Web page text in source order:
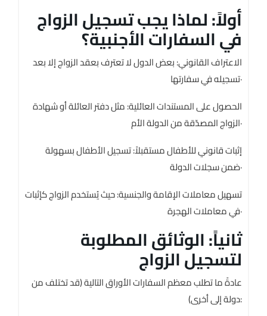
أولاً: لماذا يجب تسجيل الزواج
في السفارات الأجنبية؟
الاعتراف القانوني: بعض الدول لا تعترف بعقد الزواج إلا بعد
تسجيله في سفارتها·
الحصول على المستندات العائلية: مثل دفتر العائلة أو شهادة
الزواج المصدّقة من الدولة الأم·
إثبات قانوني للأطفال مستقبلاً: تسجيل الأطفال بسهولة
ضمن سجلات الدولة·
تسهيل معاملات الإقامة والجنسية: حيث يُستخدم الزواج كإثبات
في معاملات الهجرة·
ثانياً: الوثائق المطلوبة
لتسجيل الزواج
عادةً ما تطلب معظم السفارات الأوراق التالية (قد تختلف من
دولة إلى أخرى):